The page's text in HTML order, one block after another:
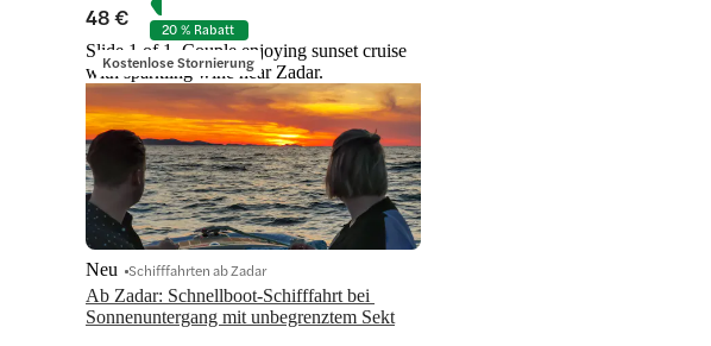
48 € 20 % Rabatt
Kostenlose Stornierung
Slide 1 of 1, Couple enjoying sunset cruise
with sparkling wine near Zadar.
Ab Zadar: Schnellboot-Schifffahrt bei
Sonnenuntergang mit unbegrenztem Sekt
Neu Schifffahrten ab Zadar